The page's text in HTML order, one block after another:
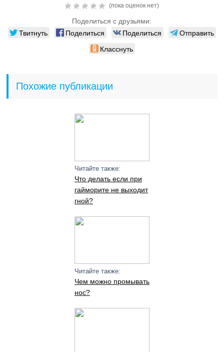
(пока оценок нет)
Поделиться с друзьями:
Твитнуть Поделиться Поделиться
Отправить
Класснуть
Похожие публикации
Читайте также:
Что делать если при
гайморите не выходит
гной?
Читайте также:
Чем можно промывать
нос?